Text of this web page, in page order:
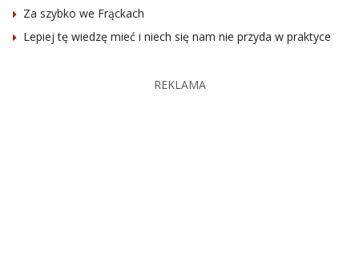
Za szybko we Frąckach
Lepiej tę wiedzę mieć i niech się nam nie przyda w praktyce
REKLAMA